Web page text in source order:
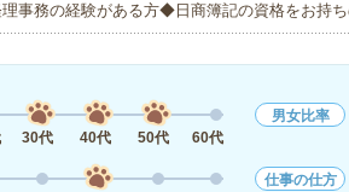
事務の経験がある方◆日商簿記の資格をお持
30代 40代 50代 60代
男女比率
仕事の仕方